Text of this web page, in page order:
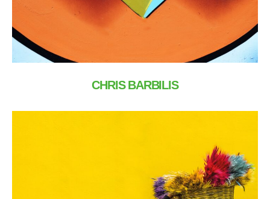
CHRIS BARBILIS